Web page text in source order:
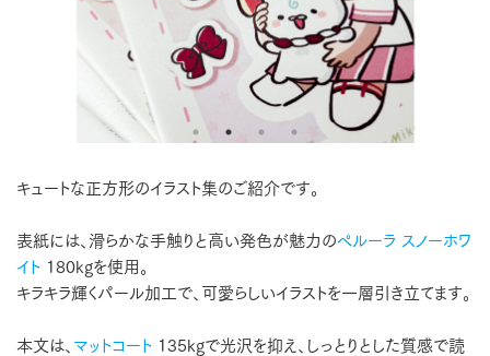
キュートな正方形のイラスト集のご紹介です。
表紙には、滑らかな手触りと高い発色が魅力のペルーラ スノーホワ
イト 180kgを使用。
キラキラ輝くパール加工で、可愛らしいイラストを一層引き立てます。
本文は、 マットコート 135kgで光沢を抑え、しっとりとした質感で読